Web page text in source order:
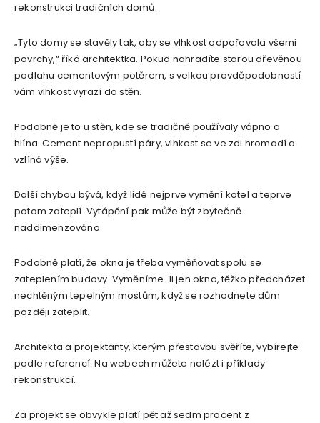
rekonstrukci tradičních domů.
„Tyto domy se stavěly tak, aby se vlhkost odpařovala všemi
povrchy,“ říká architektka. Pokud nahradíte starou dřevěnou
podlahu cementovým potěrem, s velkou pravděpodobností
vám vlhkost vyrazí do stěn.
Podobně je to u stěn, kde se tradičně používaly vápno a
hlína. Cement nepropustí páry, vlhkost se ve zdi hromadí a
vzlíná výše.
Další chybou bývá, když lidé nejprve vymění kotel a teprve
potom zateplí. Vytápění pak může být zbytečně
naddimenzováno.
Podobně platí, že okna je třeba vyměňovat spolu se
zateplením budovy. Vyměníme-li jen okna, těžko předcházet
nechtěným tepelným mostům, když se rozhodnete dům
později zateplit.
Architekta a projektanty, kterým přestavbu svěříte, vybírejte
podle referencí. Na webech můžete nalézt i příklady
rekonstrukcí.
Za projekt se obvykle platí pět až sedm procent z